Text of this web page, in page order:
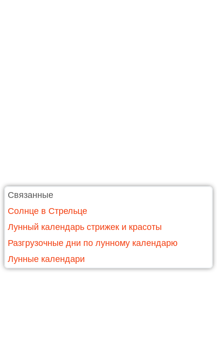
Связанные
Солнце в Стрельце
Лунный календарь стрижек и красоты
Разгрузочные дни по лунному календарю
Лунные календари